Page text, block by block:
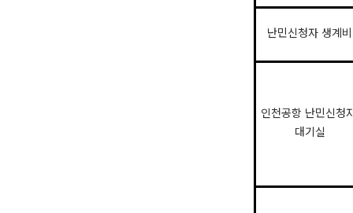
난민신청자 생계비
인천공항 난민신청
대기실